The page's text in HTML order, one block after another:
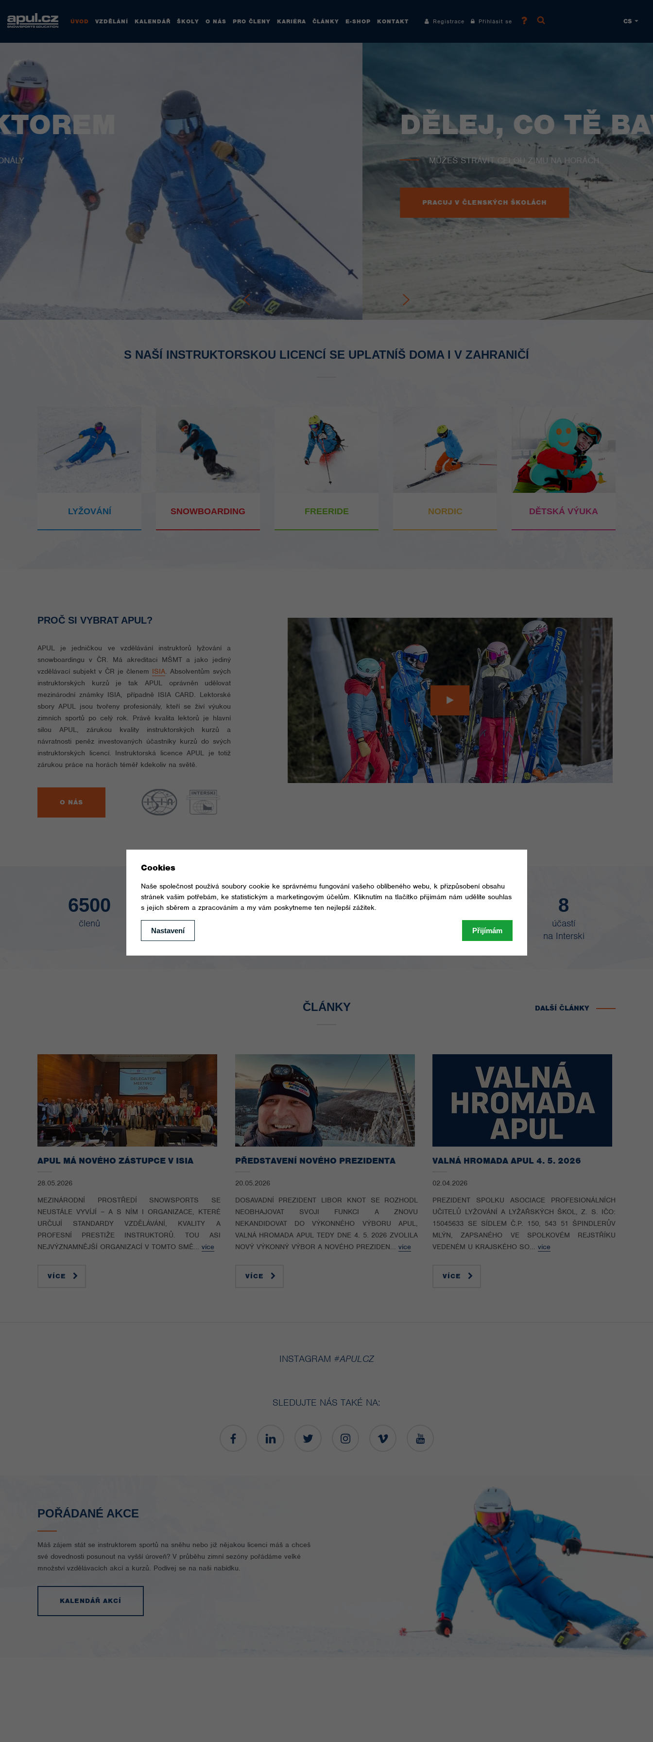
ÚVOD VZDĚLÁNÍ KALENDÁŘ ŠKOLY O NÁS PRO ČLENY KARIÉRA ČLÁNKY E-SHOP KONTAKT Registrace Přihlásit se CS
DĚLEJ, CO TĚ BAVÍ
MŮŽEŠ STRÁVIT CELOU ZIMU NA HORÁCH
PRACUJ V ČLENSKÝCH ŠKOLÁCH
S NAŠÍ INSTRUKTORSKOU LICENCÍ SE UPLATNÍŠ DOMA I V ZAHRANIČÍ
LYŽOVÁNÍ SNOWBOARDING FREERIDE NORDIC DĚTSKÁ VÝUKA
PROČ SI VYBRAT APUL?
APUL je jedničkou ve vzdělávání instruktorů lyžování a
snowboardingu v ČR. Má akreditaci MŠMT a jako jediný
vzdělávací subjekt v ČR je členem ISIA. Absolventům svých
instruktorských kurzů je tak APUL oprávněn udělovat
mezinárodní známky ISIA, případně ISIA CARD. Lektorské
sbory APUL jsou tvořeny profesionály, kteří se živí výukou
zimních sportů po celý rok. Právě kvalita lektorů je hlavní
silou APUL, zárukou kvality instruktorských kurzů a
návratnosti peněz investovaných účastníky kurzů do svých
instruktorských licencí. Instruktorská licence APUL je totiž
zárukou práce na horách téměř kdekoliv na světě.
O NÁS
6500
členů
1000
proškolených
40 30
let členství
8
účastí
na Interski
ČLÁNKY DALŠÍ ČLÁNKY
APUL MÁ NOVÉHO ZÁSTUPCE V ISIA
28.05.2026
MEZINÁRODNÍ PROSTŘEDÍ SNOWSPORTS SE
NEUSTÁLE VYVÍJÍ – A S NÍM I ORGANIZACE, KTERÉ
URČUJÍ STANDARDY VZDĚLÁVÁNÍ, KVALITY A
PROFESNÍ PRESTIŽE INSTRUKTORŮ. TOU ASI
NEJVÝZNAMNĚJŠÍ ORGANIZACÍ V TOMTO SMĚ... více
VÍCE
PŘEDSTAVENÍ NOVÉHO PREZIDENTA
20.05.2026
DOSAVADNÍ PREZIDENT LIBOR KNOT SE ROZHODL
NEOBHAJOVAT SVOJI FUNKCI A ZNOVU
NEKANDIDOVAT DO VÝKONNÉHO VÝBORU APUL,
VALNÁ HROMADA APUL TEDY DNE 4. 5. 2026 ZVOLILA
NOVÝ VÝKONNÝ VÝBOR A NOVÉHO PREZIDEN... více
VÍCE
VALNÁ HROMADA APUL 4. 5. 2026
02.04.2026
PREZIDENT SPOLKU ASOCIACE PROFESIONÁLNÍCH
UČITELŮ LYŽOVÁNÍ A LYŽAŘSKÝCH ŠKOL, Z. S. IČO:
15045633 SE SÍDLEM Č.P. 150, 543 51 ŠPINDLERŮV
MLÝN, ZAPSANÉHO VE SPOLKOVÉM REJSTŘÍKU
VEDENÉM U KRAJSKÉHO SO...více
VÍCE
INSTAGRAM #APULCZ
SLEDUJTE NÁS TAKÉ NA:
POŘÁDANÉ AKCE
Máš zájem stát se instruktorem sportů na sněhu nebo již nějakou licenci máš a chceš
své dovednosti posunout na vyšší úroveň? V průběhu zimní sezóny pořádáme velké
množství vzdělávacích akcí a kurzů. Podívej se na naši nabídku.
KALENDÁŘ AKCÍ